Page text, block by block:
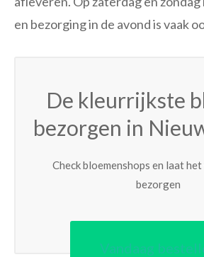
en bezorging in de avond is vaak
De kleurrijkste
bezorgen in
Check bloemenshops en laat
bezorgen
Vandaag